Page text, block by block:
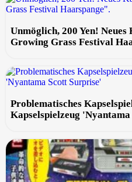
Unmöglich, 200 Yen!
Growing Grass Festival
Problematisches
Kapselspielzeug